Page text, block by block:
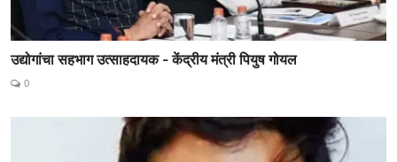
उद्योगांचा सहभाग उत्साहदायक - केंद्रीय मंत्री पियुष गोयल
0